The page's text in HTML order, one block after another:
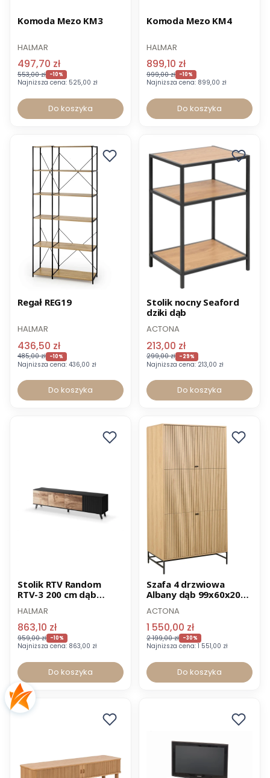
Promocja
Komoda Mezo KM3
HALMAR
497,70 zł
553,00 zł -10%
Najniższa cena: 525,00 zł
Do koszyka
Promocja
Komoda Mezo KM4
HALMAR
899,10 zł
999,00 zł -10%
Najniższa cena: 899,00 zł
Do koszyka
Promocja
Regał REG19
HALMAR
436,50 zł
485,00 zł -10%
Najniższa cena: 436,00 zł
Do koszyka
Promocja
Stolik nocny Seaford
dziki dąb
ACTONA
213,00 zł
299,00 zł -29%
Najniższa cena: 213,00 zł
Do koszyka
Promocja
Stolik RTV Random
RTV-3 200 cm dąb
HALMAR
863,10 zł
959,00 zł -10%
Najniższa cena: 863,00 zł
Do koszyka
Promocja
Szafa 4 drzwiowa
Albany dąb 99x60x200
ACTONA
1 550,00 zł
2 199,00 zł -30%
Najniższa cena: 1 551,00 zł
Do koszyka